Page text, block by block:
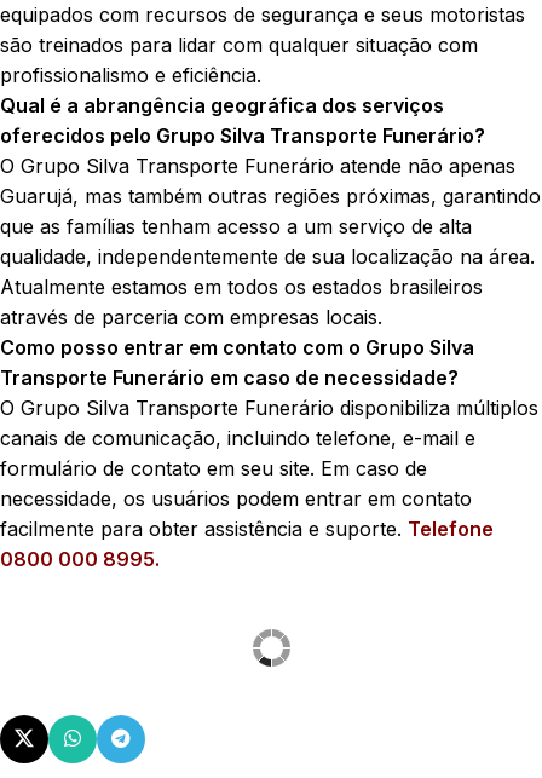
equipados com recursos de segurança e seus motoristas
são treinados para lidar com qualquer situação com
profissionalismo e eficiência.
Qual é a abrangência geográfica dos serviços
oferecidos pelo Grupo Silva Transporte Funerário?
O Grupo Silva Transporte Funerário atende não apenas
Guarujá, mas também outras regiões próximas, garantindo
que as famílias tenham acesso a um serviço de alta
qualidade, independentemente de sua localização na área.
Atualmente estamos em todos os estados brasileiros
através de parceria com empresas locais.
Como posso entrar em contato com o Grupo Silva
Transporte Funerário em caso de necessidade?
O Grupo Silva Transporte Funerário disponibiliza múltiplos
canais de comunicação, incluindo telefone, e-mail e
formulário de contato em seu site. Em caso de
necessidade, os usuários podem entrar em contato
facilmente para obter assistência e suporte. Telefone
0800 000 8995.